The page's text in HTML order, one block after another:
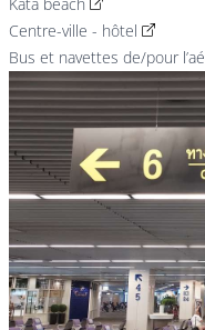
Centre-ville - hôtel
Bus et navettes de/pour